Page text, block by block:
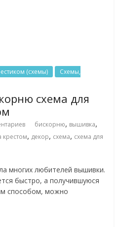
(схемы)
Схемы,
схема для
бискорню, вышивка,
крестом, декор, схема, схема для
многих любителей вышивки.
быстро, а получившуюся
способом, можно